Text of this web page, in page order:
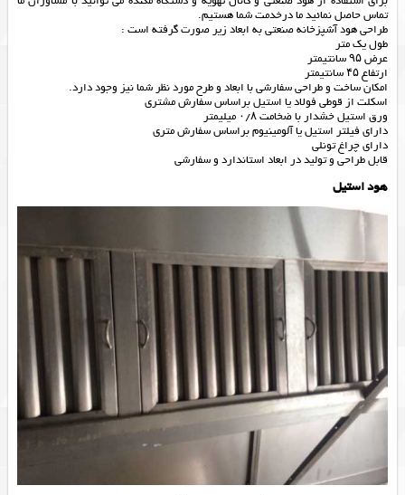
تماس حاصل نمائید ما درخدمت شما هستیم.
طراحی هود آشپزخانه صنعتی به ابعاد زیر صورت گرفته است :
طول یک متر
عرض ۹۵ سانتیمتر
ارتفاع ۴۵ سانتیمتر
امکان ساخت و طراحی سفارشی با ابعاد و طرح مورد نظر شما نیز وجود دارد.
اسکلت از قوطی فولاد یا استیل براساس سفارش مشتری
ورق استیل خشدار با ضخامت ۰/۸ میلیمتر
دارای فیلتر استیل یا آلومینیوم براساس سفارش متری
دارای چراغ تونلی
قابل طراحی و تولید در ابعاد استاندارد و سفارشی
هود استیل